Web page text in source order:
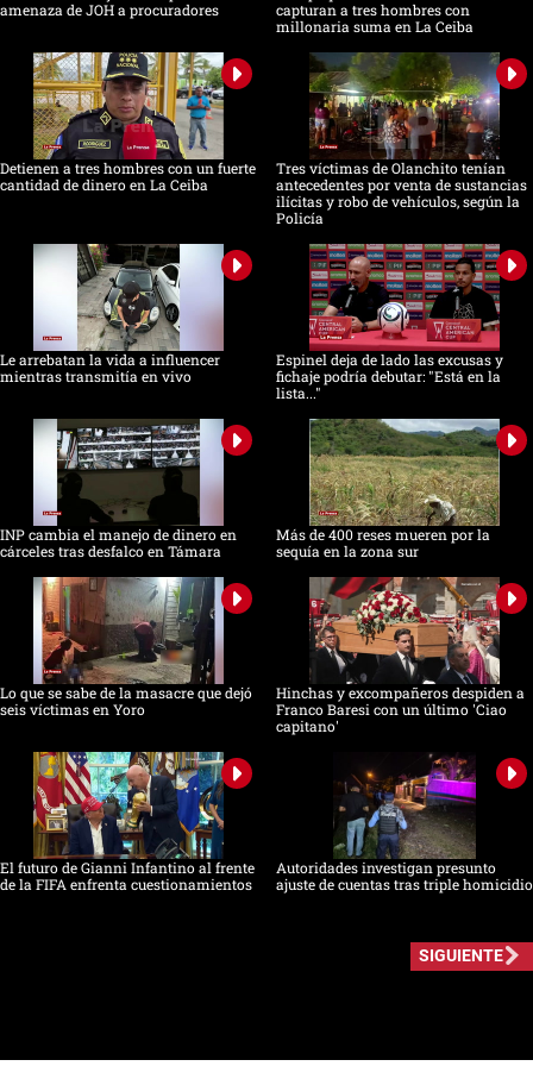
amenaza de JOH a procuradores
capturan a tres hombres con
millonaria suma en La Ceiba
Detienen a tres hombres con un fuerte
cantidad de dinero en La Ceiba
Tres víctimas de Olanchito tenían
antecedentes por venta de sustancias
ilícitas y robo de vehículos, según la
Policía
Le arrebatan la vida a influencer
mientras transmitía en vivo
Espinel deja de lado las excusas y
fichaje podría debutar: "Está en la
lista..."
INP cambia el manejo de dinero en
cárceles tras desfalco en Támara
Más de 400 reses mueren por la
sequía en la zona sur
Lo que se sabe de la masacre que dejó
seis víctimas en Yoro
Hinchas y excompañeros despiden a
Franco Baresi con un último 'Ciao
capitano'
El futuro de Gianni Infantino al frente
de la FIFA enfrenta cuestionamientos
Autoridades investigan presunto
ajuste de cuentas tras triple homicidio
SIGUIENTE